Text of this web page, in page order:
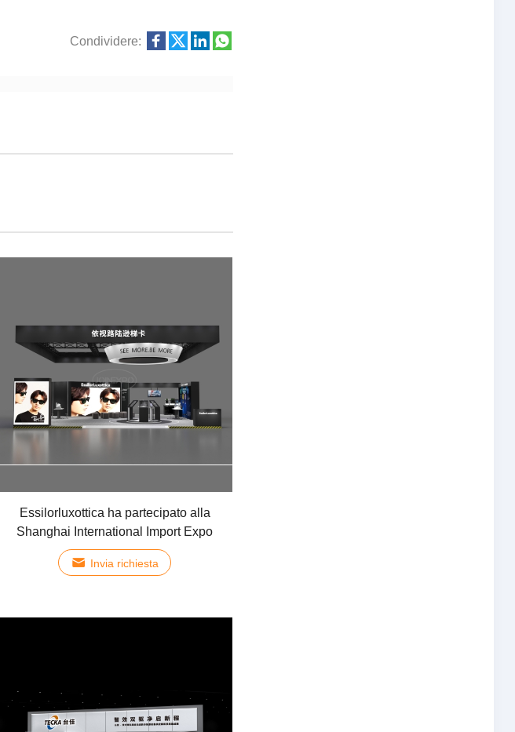
Condividere:
Essilorluxottica ha partecipato alla
Shanghai International Import Expo
Invia richiesta